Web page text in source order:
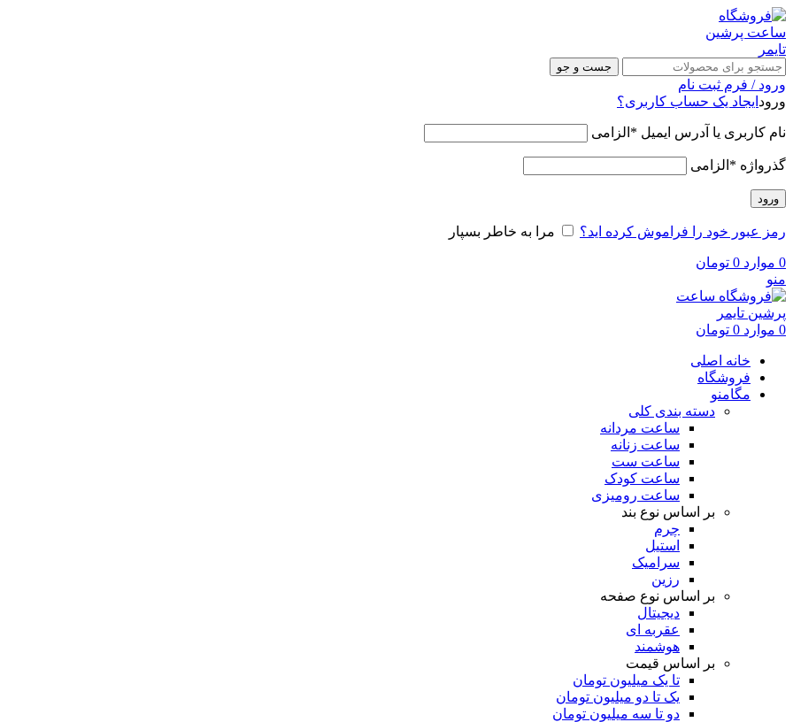
جست و جو
ورود / فرم ثبت نام
ورود ایجاد یک حساب کاربری؟
نام کاربری یا آدرس ایمیل * الزامی
گذرواژه * الزامی
ورود
رمز عبور خود را فراموش کرده اید؟ مرا به خاطر بسپار
0 موارد 0 تومان
منو
0 موارد 0 تومان
خانه اصلی
فروشگاه
مگامنو
دسته بندی کلی
ساعت مردانه
ساعت زنانه
ساعت ست
ساعت کودک
ساعت رومیزی
بر اساس نوع بند
چرم
استیل
سرامیک
رزین
بر اساس نوع صفحه
دیجیتال
عقربه ای
هوشمند
بر اساس قیمت
تا یک میلیون تومان
یک تا دو میلیون تومان
دو تا سه میلیون تومان